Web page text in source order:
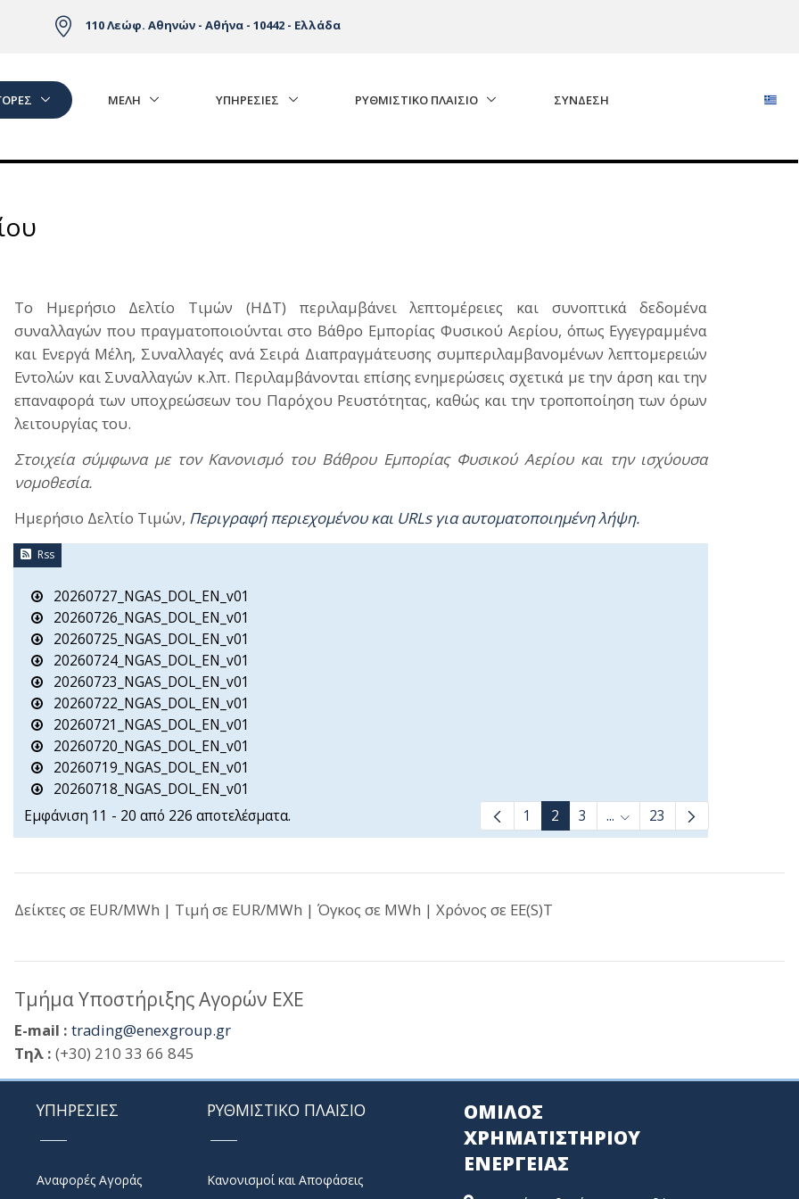
110 Λεώφ. Αθηνών - Αθήνα - 10442 - Ελλάδα
ΜΕΛΗ ΥΠΗΡΕΣΙΕΣ ΡΥΘΜΙΣΤΙΚΟ ΠΛΑΙΣΙΟ ΣΎΝΔΕΣΗ
Το Ημερήσιο Δελτίο Τιμών (ΗΔΤ) περιλαμβάνει λεπτομέρειες και συνοπτικά δεδομένα
συναλλαγών που πραγματοποιούνται στο Βάθρο Εμπορίας Φυσικού Αερίου, όπως Εγγεγραμμένα
και Ενεργά Μέλη, Συναλλαγές ανά Σειρά Διαπραγμάτευσης συμπεριλαμβανομένων λεπτομερειών
Εντολών και Συναλλαγών κ.λπ. Περιλαμβάνονται επίσης ενημερώσεις σχετικά με την άρση και την
επαναφορά των υποχρεώσεων του Παρόχου Ρευστότητας, καθώς και την τροποποίηση των όρων
λειτουργίας του.
Στοιχεία σύμφωνα με τον Κανονισμό του Βάθρου Εμπορίας Φυσικού Αερίου και την ισχύουσα
νομοθεσία.
Ημερήσιο Δελτίο Τιμών, Περιγραφή περιεχομένου και URLs για αυτοματοποιημένη λήψη.
Rss
20260727_NGAS_DOL_EN_v01
20260726_NGAS_DOL_EN_v01
20260725_NGAS_DOL_EN_v01
20260724_NGAS_DOL_EN_v01
20260723_NGAS_DOL_EN_v01
20260722_NGAS_DOL_EN_v01
20260721_NGAS_DOL_EN_v01
20260720_NGAS_DOL_EN_v01
20260719_NGAS_DOL_EN_v01
20260718_NGAS_DOL_EN_v01
Εμφάνιση 11 - 20 από 226 αποτελέσματα.
1 2 3 ... Ενδιάμεσες σελίδες Use
23
Δείκτες σε EUR/MWh | Τιμή σε EUR/MWh | Όγκος σε MWh | Χρόνος σε EE(S)T
Τμήμα Υποστήριξης Αγορών ΕΧΕ
E-mail : trading@enexgroup.gr
Τηλ : (+30) 210 33 66 845
ΥΠΗΡΕΣΙΕΣ
Αναφορές Αγοράς
ΡΥΘΜΙΣΤΙΚΟ ΠΛΑΙΣΙΟ
Κανονισμοί και Αποφάσεις
ΟΜΙΛΟΣ
ΧΡΗΜΑΤΙΣΤΗΡΙΟΥ
ΕΝΕΡΓΕΙΑΣ